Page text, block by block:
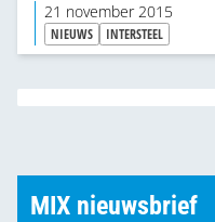
21 november 2015
NIEUWS INTERSTEEL
MIX nieuwsbrief